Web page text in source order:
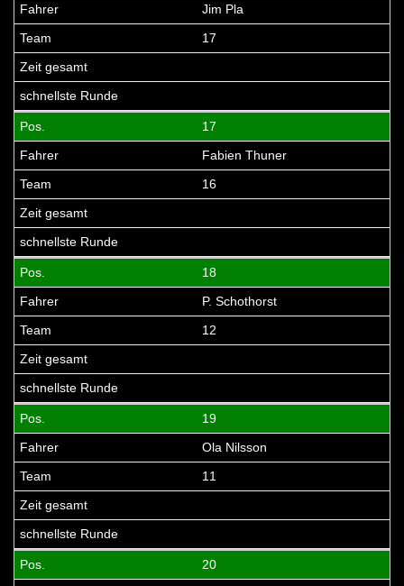
Jim Pla
17
17
Fabien Thuner
16
18
P. Schothorst
12
19
Ola Nilsson
11
20